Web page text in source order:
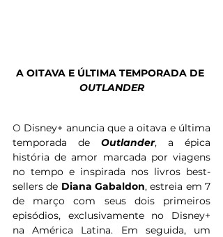
A OITAVA E ÚLTIMA TEMPORADA DE
OUTLANDER
O Disney+ anuncia que a oitava e última
temporada de Outlander, a épica
história de amor marcada por viagens
no tempo e inspirada nos livros best-
sellers de Diana Gabaldon, estreia em 7
de março com seus dois primeiros
episódios, exclusivamente no Disney+
na América Latina. Em seguida, um